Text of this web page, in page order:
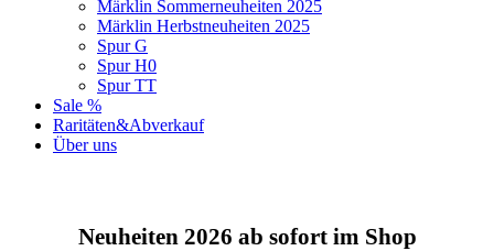
Märklin Sommerneuheiten 2025
Märklin Herbstneuheiten 2025
Spur G
Spur H0
Spur TT
Sale %
Raritäten&Abverkauf
Über uns
Neuheiten 2026 ab sofort im Shop